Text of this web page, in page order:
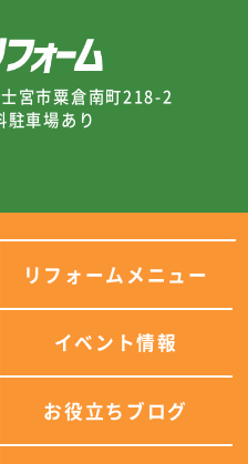
宮市粟倉南町218-2
駐車場あり
リフォームメニュー
イベント情報
お役立ちブログ